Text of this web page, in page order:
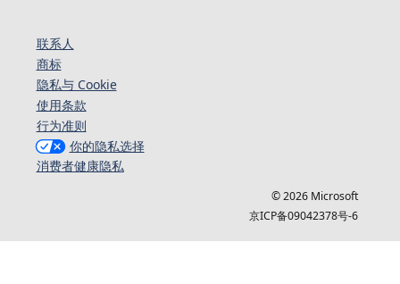
联系人
商标
隐私与 Cookie
使用条款
行为准则
你的隐私选择
消费者健康隐私
© 2026 Microsoft
京ICP备09042378号-6